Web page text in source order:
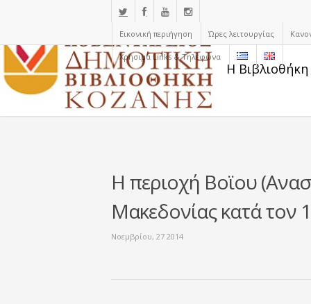
Εικονική περιήγηση Ώρες λειτουργίας
Χρήσιμα Links & Τηλέφωνα
Η
Η περιοχή Βοϊου
Μακεδονίας κατά τον
Νοεμβρίου, 27 2014